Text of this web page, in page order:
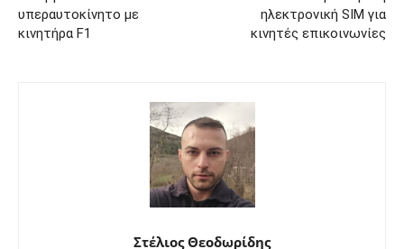
υπεραυτοκίνητο με
κινητήρα F1
ηλεκτρονική SIM για
κινητές επικοινωνίες
Στέλιος Θεοδωρίδης